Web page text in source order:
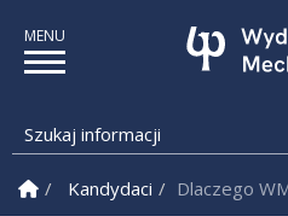
Szukaj informacji
Strona Główna
Kandydaci Dlaczego